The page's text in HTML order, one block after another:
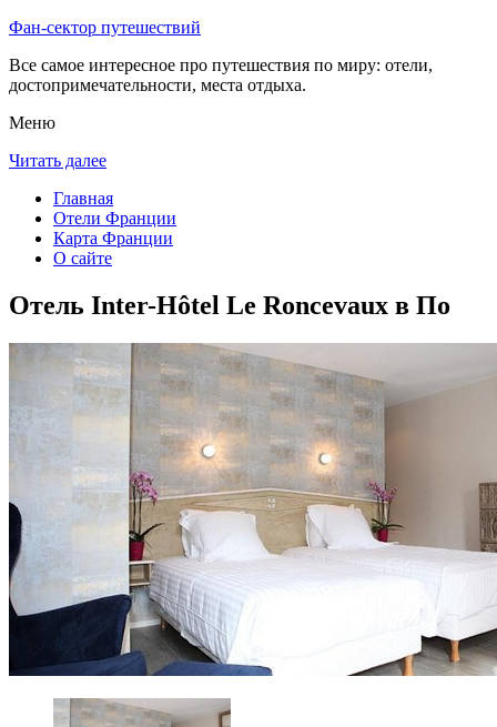
Фан-сектор путешествий
Все самое интересное про путешествия по миру: отели,
достопримечательности, места отдыха.
Меню
Читать далее
Главная
Отели Франции
Карта Франции
О сайте
Отель Inter-Hôtel Le Roncevaux в По